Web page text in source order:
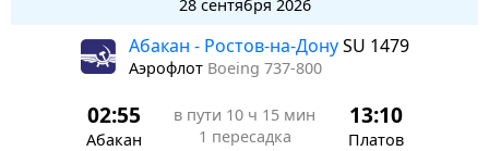
28 сентября 2026
Абакан - Ростов-на-ДонуSU 1479
Аэрофлот Boeing 737-800
02:55
Абакан
в пути 10 ч 15 мин
1 пересадка
13:10
Платов